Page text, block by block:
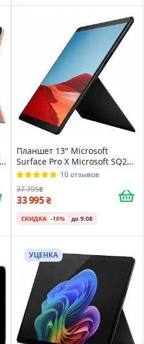
Планшет 13" Microsoft
Surface Pro X Microsoft SQ2
16/512GB Windows 11
Black
10 отзывов
37 795
33 995
СКИДКА -10% до 9.08
УЦЕНКА